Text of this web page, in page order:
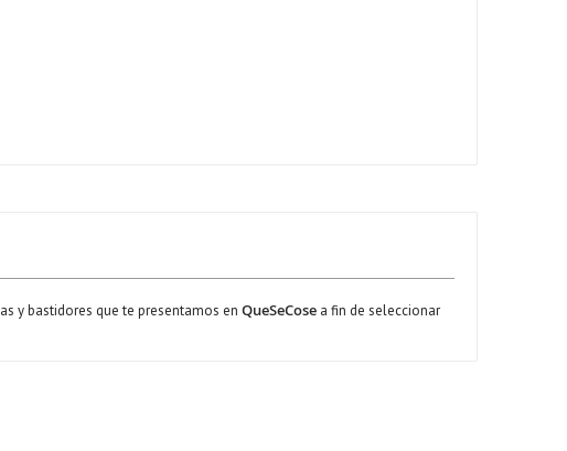
y bastidores que te presentamos en QueSeCose a fin de seleccionar